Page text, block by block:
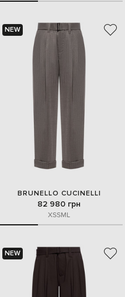
NEW
BRUNELLO CUCINELLI
82 980 грн
XSSML
NEW